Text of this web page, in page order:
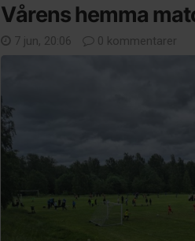
Vårens hemma
7 jun, 20:06 0 kommentarer